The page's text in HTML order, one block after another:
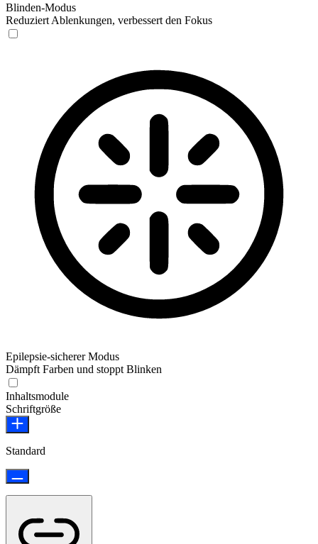
Blinden-Modus
Reduziert Ablenkungen, verbessert den Fokus
Epilepsie-sicherer Modus
Dämpft Farben und stoppt Blinken
Inhaltsmodule
Schriftgröße
Standard